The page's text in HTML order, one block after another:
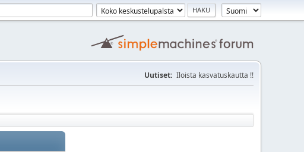
Uutiset: Iloista kasvatuskautta !!